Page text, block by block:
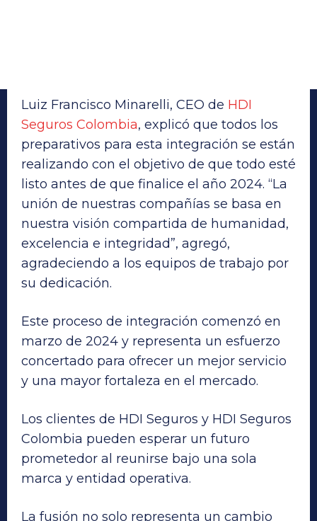
Luiz Francisco Minarelli, CEO de HDI
Seguros Colombia, explicó que todos los
preparativos para esta integración se están
realizando con el objetivo de que todo esté
listo antes de que finalice el año 2024. “La
unión de nuestras compañías se basa en
nuestra visión compartida de humanidad,
excelencia e integridad”, agregó,
agradeciendo a los equipos de trabajo por
su dedicación.
Este proceso de integración comenzó en
marzo de 2024 y representa un esfuerzo
concertado para ofrecer un mejor servicio
y una mayor fortaleza en el mercado.
Los clientes de HDI Seguros y HDI Seguros
Colombia pueden esperar un futuro
prometedor al reunirse bajo una sola
marca y entidad operativa.
La fusión no solo representa un cambio